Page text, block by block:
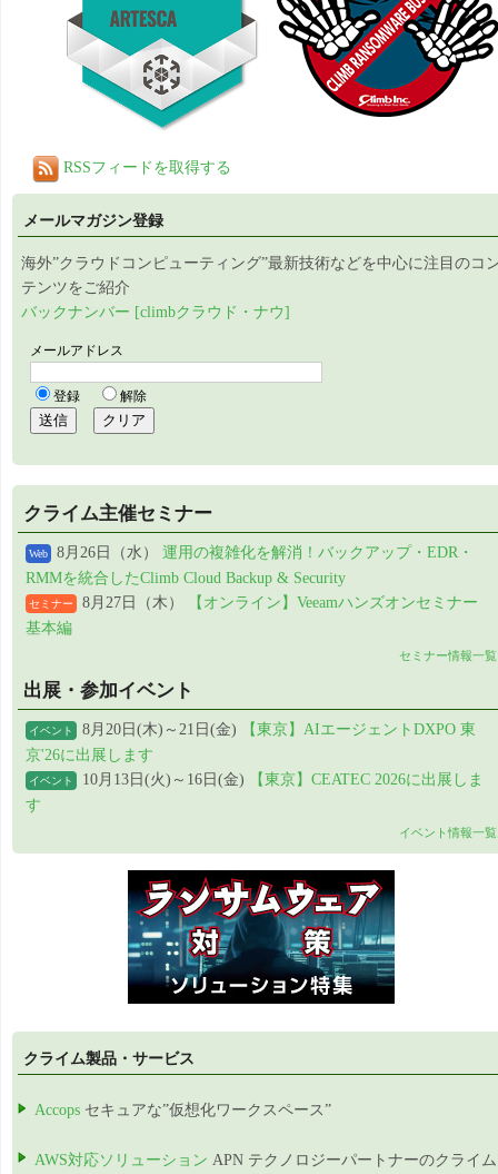
RSSフィードを取得する
メールマガジン登録
海外”クラウドコンピューティング”最新技術などを中心に注目のコ
テンツをご紹介
バックナンバー [climbクラウド・ナウ]
クライム主催セミナー
Web 8月26日（水） 運用の複雑化を解消！バックアップ・EDR・
RMMを統合したClimb Cloud Backup & Security
セミナー 8月27日（木）
【オンライン】Veeamハンズオンセミナー
基本編
セミナー情報一覧
出展・参加イベント
イベント 8月20日(木)～21日(金)
【東京】AIエージェントDXPO 東
京'26に出展します
イベント 10月13日(火)～16日(金)
【東京】CEATEC 2026に出展しま
す
イベント情報一覧
クライム製品・サービス
Accops セキュアな”仮想化ワークスペース”
AWS対応ソリューション APN テクノロジーパートナーのクライム